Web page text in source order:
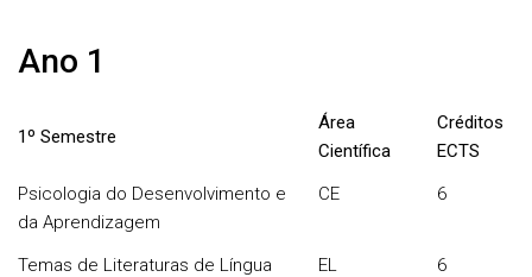
Ano 1
1º Semestre
Área
Científica
Créditos
ECTS
Psicologia do Desenvolvimento e
da Aprendizagem
CE 6
Temas de Literaturas de Língua
EL 6